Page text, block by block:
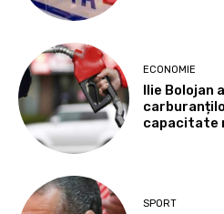
ECONOMIE
Ilie
capacitate
SPORT